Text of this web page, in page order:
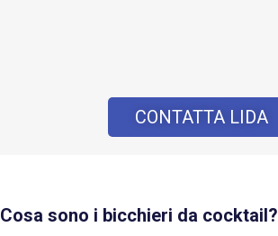
CONTATTA LIDA
Cosa sono i bicchieri da cocktail?